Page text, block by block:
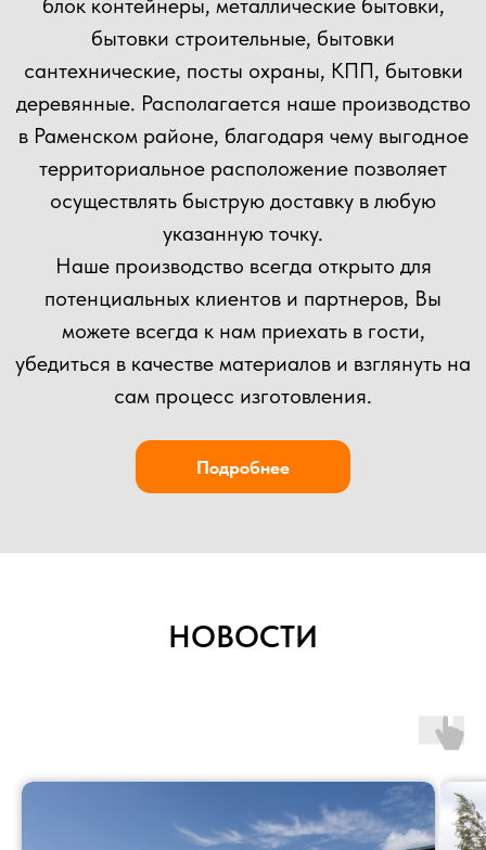
НОВОСТИ
Загрузить файлы
политикой
конфиденциальности сайта